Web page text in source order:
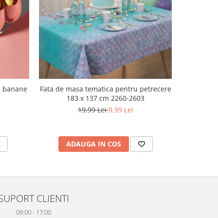
Fata de masa tematica pentru petrecere
183 x 137 cm 2260-2603
19,99 Lei9,99 Lei
ADAUGA IN COS
CLIENTI
09:00 - 17:00